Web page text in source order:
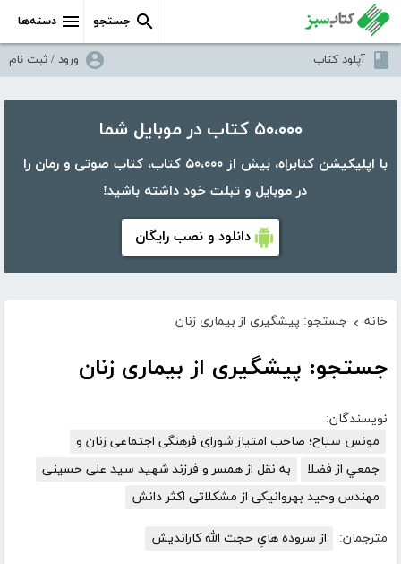
دسته‌ها جستجو
آپلود کتاب ورود / ثبت نام
۵۰،۰۰۰ کتاب در موبایل شما
با اپلیکیشن کتابراه، بیش از ۵۰،۰۰۰ کتاب، کتاب صوتی و رمان را
در موبایل و تبلت خود داشته باشید!
دانلود و نصب رایگان
خانه › جستجو: پیشگیری از بیماری زنان
جستجو: پیشگیری از بیماری زنان
نویسندگان:
مونس سیاح؛ صاحب امتیاز شورای فرهنگی اجتماعی زنان و
جمعي از فضلا
به نقل از همسر و فرزند شهید سید علی حسینی
مهندس وحید بهروانیکی از مشکلاتی اکثر دانش
مترجمان: از سروده هایِ حجت الله کاراندیش